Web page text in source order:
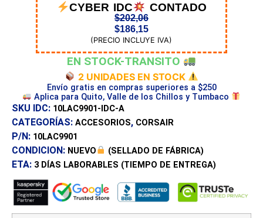
CYBER IDC CONTADO
$202,06
$186,15
(PRECIO INCLUYE IVA)
EN STOCK-TRANSITO
2 UNIDADES EN STOCK
Envío gratis en compras superiores a $250
Aplica para Quito, Valle de los Chillos y Tumbaco
SKU IDC: 10LAC9901-IDC-A
CATEGORÍAS: ACCESORIOS, CORSAIR
P/N: 10LAC9901
CONDICION: NUEVO (SELLADO DE FÁBRICA)
ETA: 3 DÍAS LABORABLES (TIEMPO DE ENTREGA)